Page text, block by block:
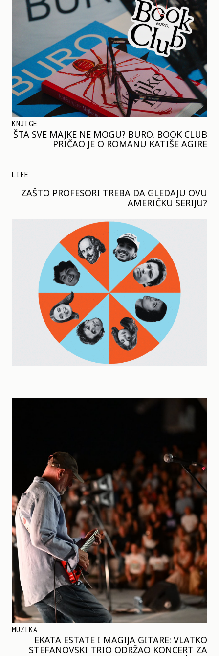
KNJIGE
ŠTA SVE MAJKE NE MOGU? BURO. BOOK CLUB
PRIČAO JE O ROMANU KATIŠE AGIRE
LIFE
ZAŠTO PROFESORI TREBA DA GLEDAJU OVU
AMERIČKU SERIJU?
MUZIKA
EKATA ESTATE I MAGIJA GITARE: VLATKO
STEFANOVSKI TRIO ODRŽAO KONCERT ZA